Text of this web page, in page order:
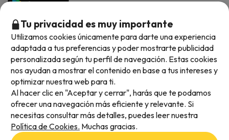
Métodos de pago disponibles
Tu privacidad es muy importante
Utilizamos cookies únicamente para darte una experiencia
adaptada a tus preferencias y poder mostrarte publicidad
personalizada según tu perfil de navegación. Estas cookies
nos ayudan a mostrar el contenido en base a tus intereses y
optimizar nuestra web para ti.
Al hacer clic en "Aceptar y cerrar", harás que te podamos
ofrecer una navegación más eficiente y relevante. Si
necesitas consultar más detalles, puedes leer nuestra
Política de Cookies. Muchas gracias.